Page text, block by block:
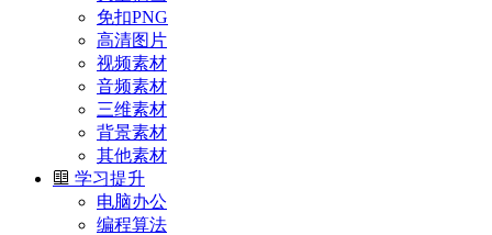
免扣PNG
高清图片
视频素材
音频素材
三维素材
背景素材
其他素材
学习提升
电脑办公
编程算法